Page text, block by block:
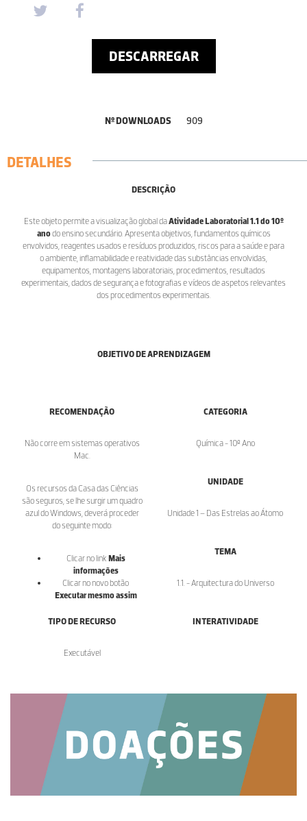
DESCARREGAR
Nº DOWNLOADS 909
DETALHES
DESCRIÇÃO
Este objeto permite a visualização global daAtividade Laboratorial 1.1 do 10º
anodo ensino secundário. Apresenta objetivos, fundamentos químicos
envolvidos, reagentes usados e resíduos produzidos, riscos para a saúde e para
o ambiente, inflamabilidade e reatividade das substâncias envolvidas,
equipamentos, montagens laboratoriais, procedimentos, resultados
experimentais, dados de segurança e fotografias e vídeos de aspetos relevantes
dos procedimentos experimentais.
OBJETIVO DE APRENDIZAGEM
RECOMENDAÇÃO
Não corre em sistemas operativos
Mac.
Os recursos da Casa das Ciências
são seguros, se lhe surgir um quadro
azul do Windows, deverá proceder
do seguinte modo:
Clicar no link Mais
informações
Clicar no novo botão
Executar mesmo assim
CATEGORIA
Química - 10º Ano
UNIDADE
Unidade 1 – Das Estrelas ao Átomo
TEMA
1.1. - Arquitectura do Universo
TIPO DE RECURSO
Executável
INTERATIVIDADE